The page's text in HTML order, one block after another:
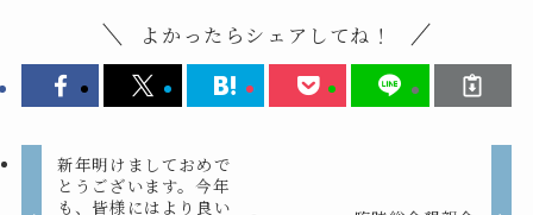
よかったらシェアしてね！
新年明けましておめで
とうございます。今年
も、皆様にはより良い